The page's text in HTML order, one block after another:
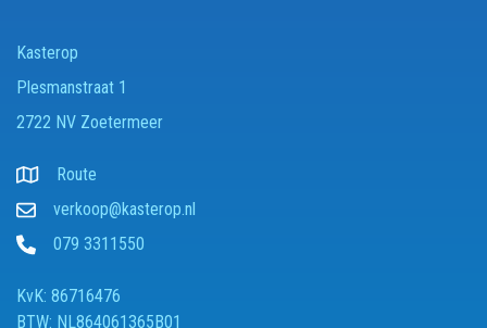
Kasterop
Plesmanstraat 1
2722 NV Zoetermeer
Route
verkoop@kasterop.nl
079 3311550
KvK: 86716476
BTW: NL864061365B01